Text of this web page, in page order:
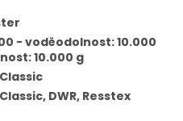
- voděodolnost: 10.000
10.000 g
DWR, Resstex